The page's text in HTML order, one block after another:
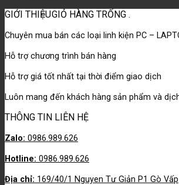
GIỎ HÀNG TRỐNG .
GIỚI THIỆU
Chuyên mua bán các loại linh kiện PC –
Hỗ trợ chương trình bán hàng
Hỗ trợ giá tốt nhất tại thời điểm giao dịch
Luôn mang đến khách hàng sản phẩm và
THÔNG TIN LIÊN HỆ
Zalo: 0986.989.626
Hotline: 0986.989.626
Địa chỉ: 169/40/1 Nguyen Tư Giản P1 Gò Vấp